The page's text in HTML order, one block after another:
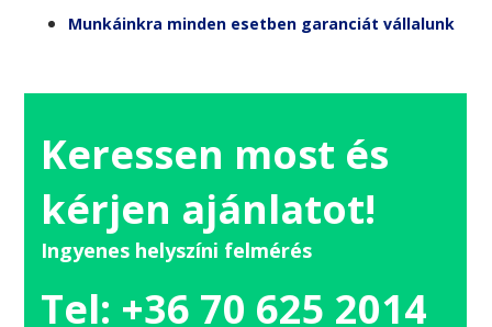
Munkáinkra minden esetben garanciát vállalunk
Keressen most és
kérjen ajánlatot!
Ingyenes helyszíni felmérés
Tel: +36 70 625 2014